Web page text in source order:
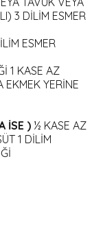
3 DİLİM ESMER
ESMER
1 KASE AZ
EKMEK YERİNE
İSE ) ½ KASE AZ
1 DİLİM